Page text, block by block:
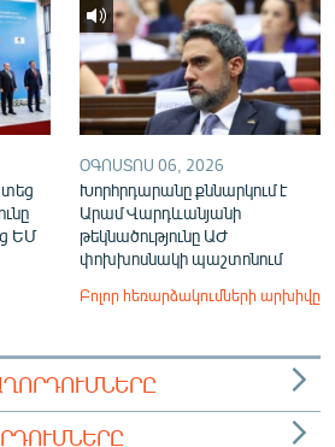
ԵՄ
ՕԳՈՍՏՈՍ 06, 2026
Խորհրդարանը քննարկում է
Արամ Վարդևանյանի
թեկնածությունը ԱԺ
փոխխոսնակի պաշտոնում
Բոլոր հեռարձակումների արխիվը